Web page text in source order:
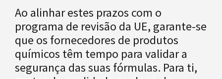
Ao alinhar estes prazos com o
programa de revisão da UE, garante-se
que os fornecedores de produtos
químicos têm tempo para validar a
segurança das suas fórmulas. Para ti,